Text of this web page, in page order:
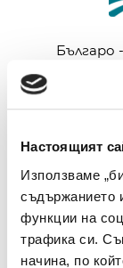
Настоящият
Използваме
съдържанието
функции на
трафика си.
начина, по
Българо